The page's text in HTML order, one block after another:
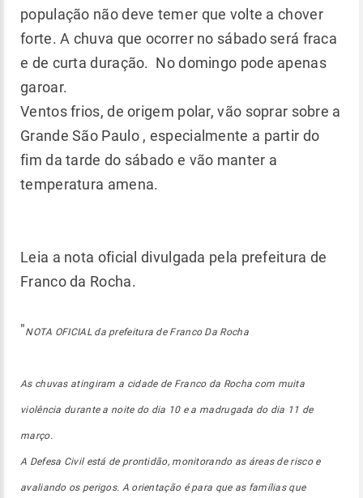
população não deve temer que volte a chover
forte. A chuva que ocorrer no sábado será fraca
e de curta duração. No domingo pode apenas
garoar.
Ventos frios, de origem polar, vão soprar sobre a
Grande São Paulo , especialmente a partir do
fim da tarde do sábado e vão manter a
temperatura amena.
Leia a nota oficial divulgada pela prefeitura de
Franco da Rocha.
"NOTA OFICIAL da prefeitura de Franco Da Rocha
As chuvas atingiram a cidade de Franco da Rocha com muita
violência durante a noite do dia 10 e a madrugada do dia 11 de
março.
A Defesa Civil está de prontidão, monitorando as áreas de risco e
avaliando os perigos. A orientação é para que as famílias que